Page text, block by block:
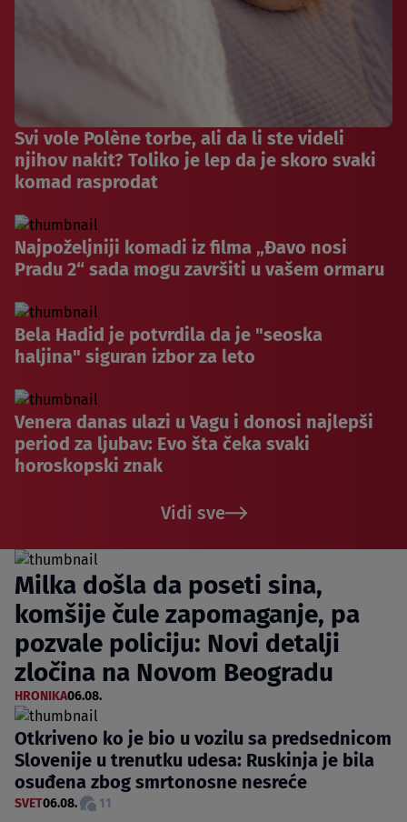
Svi vole Polène torbe, ali da li ste videli
njihov nakit? Toliko je lep da je skoro svaki
komad rasprodat
Najpoželjniji komadi iz filma „Đavo nosi
Pradu 2“ sada mogu završiti u vašem ormaru
Bela Hadid je potvrdila da je "seoska
haljina" siguran izbor za leto
Venera danas ulazi u Vagu i donosi najlepši
period za ljubav: Evo šta čeka svaki
horoskopski znak
Vidi sve
Milka došla da poseti sina,
komšije čule zapomaganje, pa
pozvale policiju: Novi detalji
zločina na Novom Beogradu
HRONIKA06.08.
Otkriveno ko je bio u vozilu sa predsednicom
Slovenije u trenutku udesa: Ruskinja je bila
osuđena zbog smrtonosne nesreće
SVET06.08. 11